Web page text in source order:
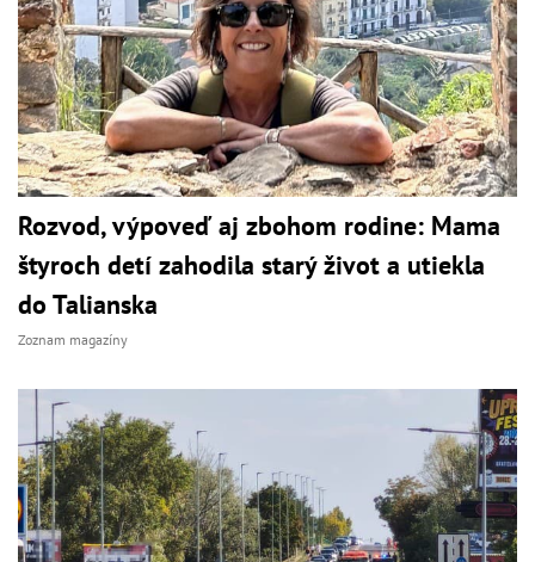
Rozvod, výpoveď aj zbohom rodine: Mama
štyroch detí zahodila starý život a utiekla
do Talianska
Zoznam magazíny